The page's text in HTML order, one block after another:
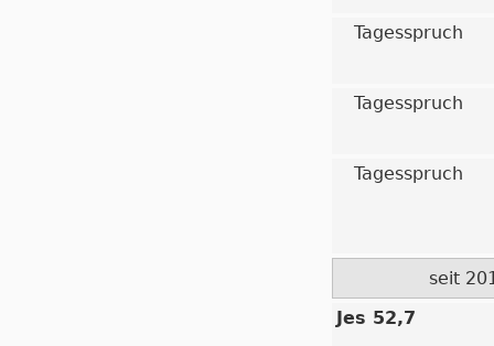
Tagesspruch
Tagesspruch
Tagesspruch
seit
Jes 52,7